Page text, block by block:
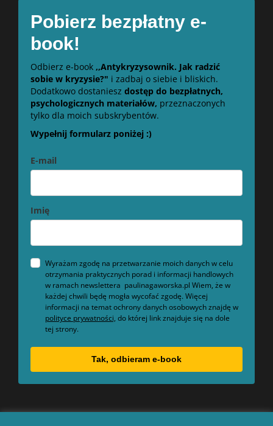
Pobierz bezpłatny e-
book!
Odbierz e-book ,,Antykryzysownik. Jak radzić
sobie w kryzysie?" i zadbaj o siebie i bliskich.
Dodatkowo dostaniesz dostęp do bezpłatnych,
psychologicznych materiałów, przeznaczonych
tylko dla moich subskrybentów.
Wypełnij formularz poniżej :)
E-mail
Imię
Wyrażam zgodę na przetwarzanie moich danych w celu
otrzymania praktycznych porad i informacji handlowych
w ramach newslettera paulinagaworska.pl Wiem, że w
każdej chwili będę mogła wycofać zgodę. Więcej
informacji na temat ochrony danych osobowych znajdę w
polityce prywatności, do której link znajduje się na dole
tej strony.
Tak, odbieram e-book